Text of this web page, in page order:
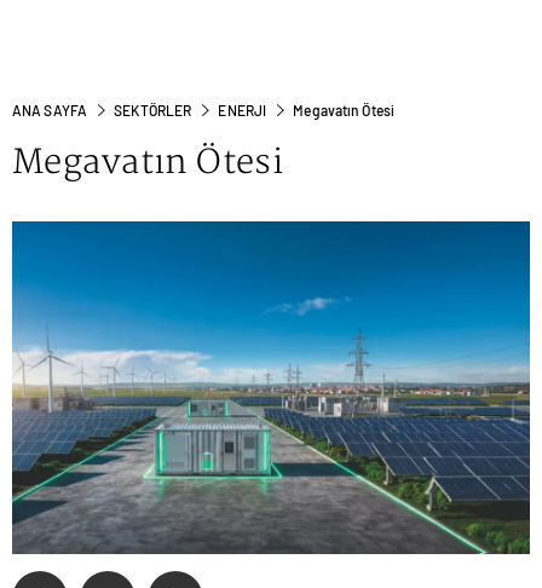
ANA SAYFA SEKTÖRLER ENERJI Megavatın Ötesi
Megavatın Ötesi